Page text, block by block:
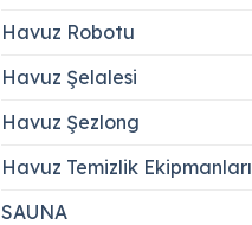
Havuz Robotu
Havuz Şelalesi
Havuz Şezlong
Havuz Temizlik Ekipmanları
SAUNA